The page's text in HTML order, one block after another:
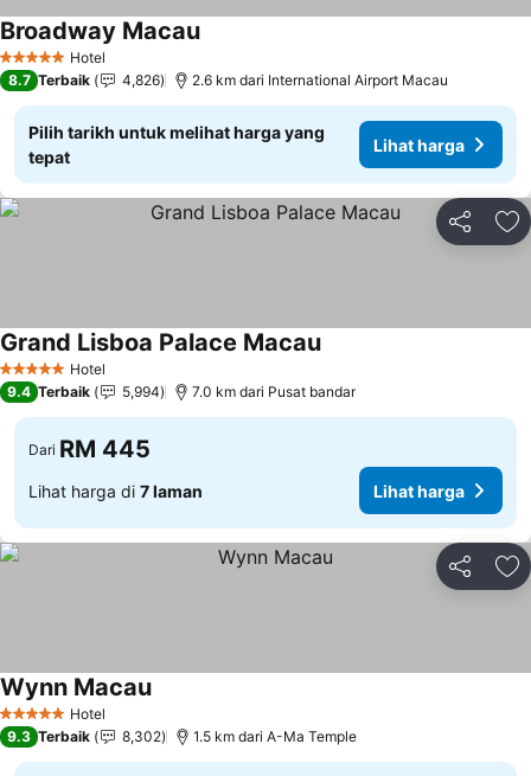
5 Bintang Hotel
Broadway Macau
8.7 Terbaik 4,826 2.6 km dari International Airport Macau
Pilih tarikh untuk melihat harga yang
tepat
Lihat harga
Kongsi
5 Bintang Hotel
Grand Lisboa Palace Macau
9.4 Terbaik 5,994 7.0 km dari Pusat bandar
Dari RM 445
Lihat harga di 7 laman Lihat harga
Kongsi
5 Bintang Hotel
Wynn Macau
9.3 Terbaik 8,302 1.5 km dari A-Ma Temple